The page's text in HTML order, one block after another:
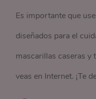
Es importante que
diseñados para el
mascarillas caseras y
veas en Internet. ¡Te